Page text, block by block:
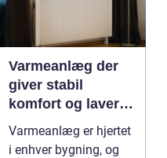
Varmeanlæg der
giver stabil
komfort og lavere
energiregning
Varmeanlæg er hjertet
i enhver bygning, og